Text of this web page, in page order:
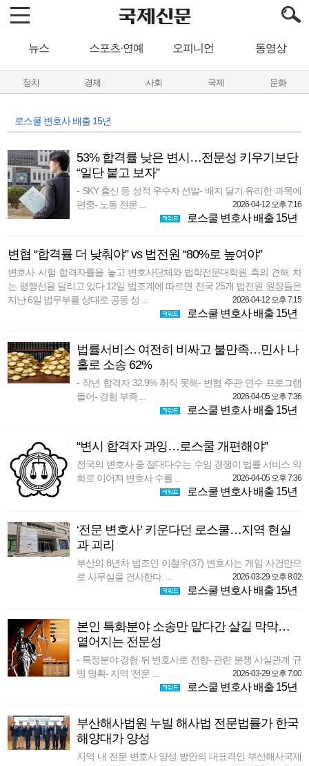
뉴스 스포츠·연예 오피니언 동영상
정치 경제 사회 국제 문화
로스쿨 변호사 배출 15년
53% 합격률 낮은 변시…전문성 키우기보단
“일단 붙고 보자”
- SKY 출신 등 성적 우수자 선발- 배지 달기 유리한 과목에
편중- 노동 전문 ...
2026-04-12 오후 7:16
로스쿨 변호사 배출 15년
변협 “합격률 더 낮춰야” vs 법전원 “80%로 높여야”
변호사 시험 합격자률을 놓고 변호사단체와 법학전문대학원 측의 견해 차
는 평행선을 달리고 있다.12일 법조계에 따르면 전국 25개 법전원 원장들은
지난 6일 법무부를 상대로 공동 성 ...
2026-04-12 오후 7:15
로스쿨 변호사 배출 15년
법률서비스 여전히 비싸고 불만족…민사 나
홀로 소송 62%
- 작년 합격자 32.9% 취직 못해- 변협 주관 연수 프로그램
들어- 경험 부족 ...
2026-04-05 오후 7:36
로스쿨 변호사 배출 15년
“변시 합격자 과잉…로스쿨 개편해야”
전국의 변호사 중 절대다수는 수임 경쟁이 법률 서비스 악
화로 이어져 변호사 수를 ...
2026-04-05 오후 7:36
로스쿨 변호사 배출 15년
‘전문 변호사’ 키운다던 로스쿨…지역 현실
과 괴리
부산의 8년차 법조인 이철우(37) 변호사는 게임 사건만으
로 사무실을 건사한다. ...
2026-03-29 오후 8:02
로스쿨 변호사 배출 15년
본인 특화분야 소송만 맡다간 살길 막막…
옅어지는 전문성
- 특정분야 경험 뒤 변호사로 전향- 관련 분쟁 사실관계 규
명 명확- 지역 ‘전문 ...
2026-03-29 오후 7:00
로스쿨 변호사 배출 15년
부산해사법원 누빌 해사법 전문법률가 한국
해양대가 양성
지역 내 전문 변호사 양성 방안의 대표격인 부산해사국제